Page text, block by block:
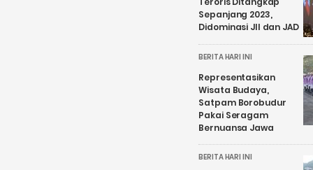
Sepanjang 2023,
Didominasi JII dan JAD
BERITA HARI INI
Representasikan
Wisata Budaya,
Satpam Borobudur
Pakai Seragam
Bernuansa Jawa
BERITA HARI INI